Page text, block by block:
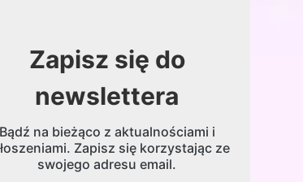
Zapisz się do
newslettera
Bądź na bieżąco z aktualnościami i
Zapisz się korzystając ze
swojego adresu email.